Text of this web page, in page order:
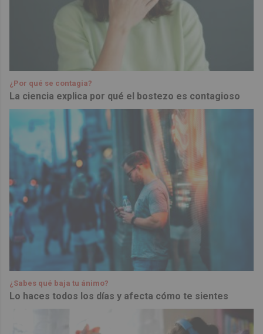
¿Por qué se contagia?
La ciencia explica por qué el bostezo es contagioso
¿Sabes qué baja tu ánimo?
Lo haces todos los días y afecta cómo te sientes